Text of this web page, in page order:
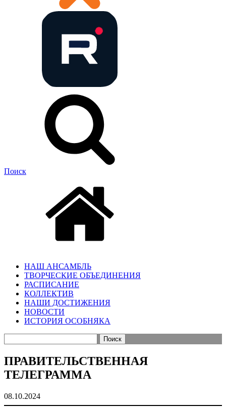
Поиск
НАШ АНСАМБЛЬ
ТВОРЧЕСКИЕ ОБЪЕДИНЕНИЯ
РАСПИСАНИЕ
КОЛЛЕКТИВ
НАШИ ДОСТИЖЕНИЯ
НОВОСТИ
ИСТОРИЯ ОСОБНЯКА
ПРАВИТЕЛЬСТВЕННАЯ
ТЕЛЕГРАММА
08.10.2024